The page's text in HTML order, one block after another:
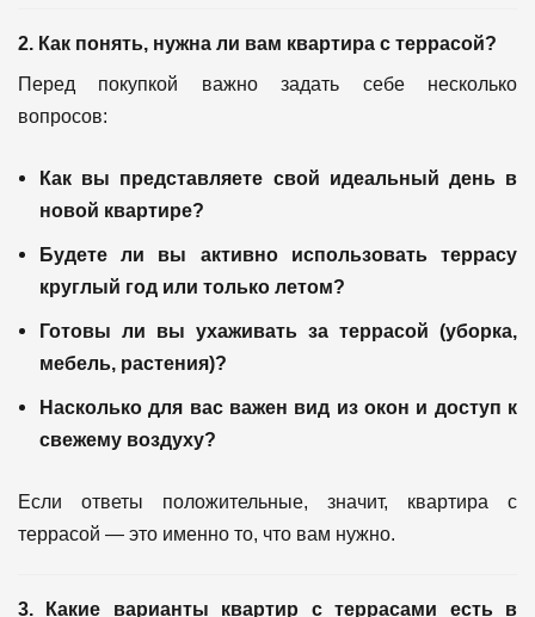
2. Как понять, нужна ли вам квартира с террасой?
Перед покупкой важно задать себе несколько
вопросов:
Как вы представляете свой идеальный день в
новой квартире?
Будете ли вы активно использовать террасу
круглый год или только летом?
Готовы ли вы ухаживать за террасой (уборка,
мебель, растения)?
Насколько для вас важен вид из окон и доступ к
свежему воздуху?
Если ответы положительные, значит, квартира с
террасой — это именно то, что вам нужно.
3. Какие варианты квартир с террасами есть в